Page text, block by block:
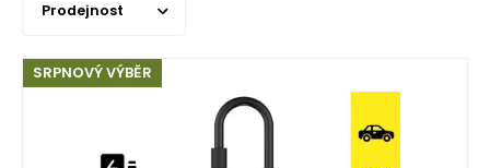
Prodejnost
SRPNOVÝ VÝBĚR